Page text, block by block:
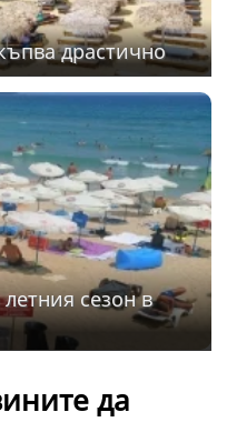
драстично
сезон в
да